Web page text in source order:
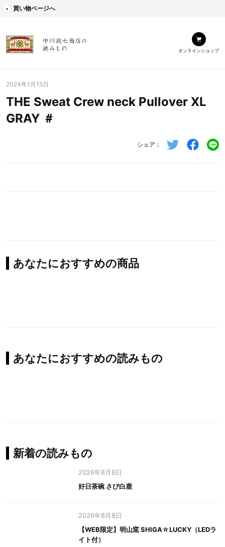
買い物ページへ
オンラインショップ
2024年1月15日
THE Sweat Crew neck Pullover XL
GRAY ＃
シェア
あなたにおすすめの商品
あなたにおすすめの読みもの
新着の読みもの
2026年8月8日
好日茶碗 さび白鹿
2026年8月8日
【WEB限定】明山窯 SHIGA☆LUCKY（LEDラ
イト付）